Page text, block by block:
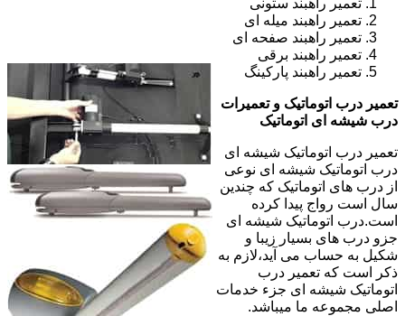
تعمیر راهبند ستونی
تعمیر راهبند میله ای
تعمیر راهبند صفحه ای
تعمیر راهبند برقی
تعمیر راهبند پارکینگ
تعمیر درب اتوماتیک و تعمیرات
درب شیشه ای اتوماتیک
تعمیر درب اتوماتیک شیشه ای
درب اتوماتیک شیشه ای نوعی
از درب های اتوماتیک که چندین
سال است رواج پیدا کرده
است.درب اتوماتیک شیشه ای
جزو درب های بسیار زیبا و
شکیل به حساب می آید،لازم به
ذکر است که تعمیر درب
اتوماتیک شیشه ای جزء خدمات
اصلی مجموعه ما میباشد.